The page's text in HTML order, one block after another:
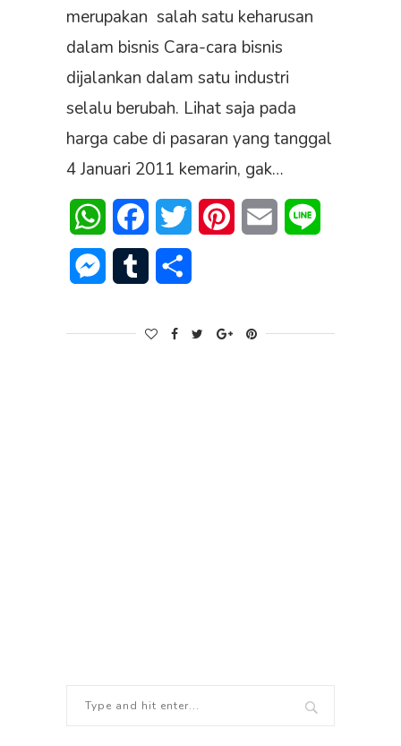
merupakan salah satu keharusan
dalam bisnis Cara-cara bisnis
dijalankan dalam satu industri
selalu berubah. Lihat saja pada
harga cabe di pasaran yang tanggal
4 Januari 2011 kemarin, gak…
WhatsAppFacebookTwitter PinterestEmail
Messenger
Tumblr